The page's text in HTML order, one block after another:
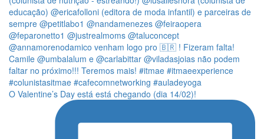
O Valentine’s Day está está chegando (dia 14/02)!